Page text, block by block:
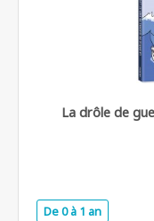
La drôle de
De 0 à 1 an